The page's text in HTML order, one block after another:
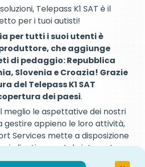
Telepass K1 SAT è il
per i tuoi autisti!
per tutti i suoi utenti è
che aggiunge
di pedaggio: Repubblica
Slovenia e Croazia! Grazie
del Telepass K1 SAT
dei paesi.
meglio le aspettative dei nostri
gestire appieno le loro attività,
Services mette a disposizione
clienti un portale internet.
classiche, come il download